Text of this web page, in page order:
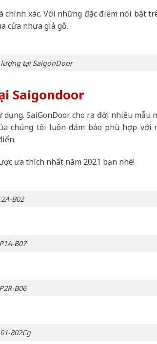
chính xác. Với những đặc điểm nổi bật
cửa nhựa giả gỗ.
tại SaigonDoor
Saigondoor
SaiGonDoor cho ra đời nhiều mẫu
chúng tôi luôn đảm bảo phù hợp với
ưa thích nhất năm 2021 bạn nhé!
B02
B07
B06
802Cg